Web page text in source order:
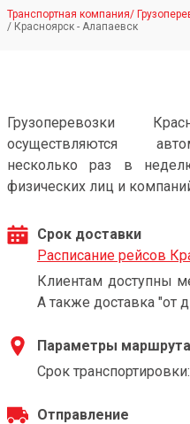
Транспортная компания/
/ Красноярск - Алапаевск
Грузоперевозки
осуществляются
несколько раз в
физических лиц и
Срок доставки
Расписание рейсов
Клиентам доступны
А также доставка "от
Параметры
Срок
Отправление